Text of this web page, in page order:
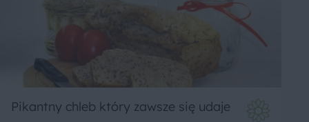
Pikantny chleb który zawsze się udaje